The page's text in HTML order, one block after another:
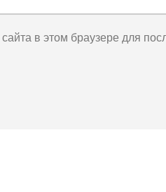
в этом браузере для